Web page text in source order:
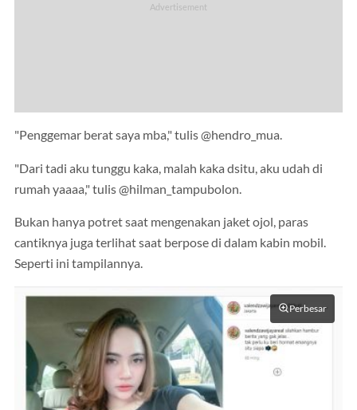
"Penggemar berat saya mba," tulis @hendro_mua.
"Dari tadi aku tunggu kaka, malah kaka dsitu, aku udah di
rumah yaaaa," tulis @hilman_tampubolon.
Bukan hanya potret saat mengenakan jaket ojol, paras
cantiknya juga terlihat saat berpose di dalam kabin mobil.
Seperti ini tampilannya.
Perbesar